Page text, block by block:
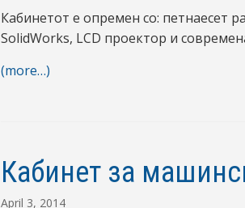
Кабинетот е опремен со: петнаесет
SolidWorks, LCD проектор и
(more…)
Кабинет за
April 3, 2014